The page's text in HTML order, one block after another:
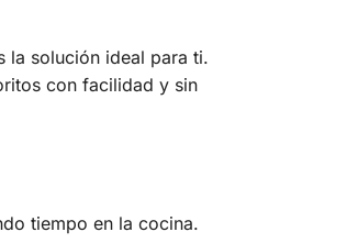
la solución ideal para ti.
con facilidad y sin
tiempo en la cocina.